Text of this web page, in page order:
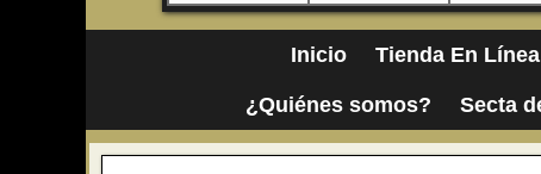
Inicio Tienda En Línea
¿Quiénes somos? Secta